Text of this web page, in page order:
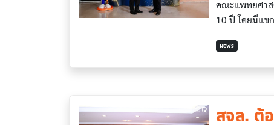
คณะแพทยศาส
10 ปี โดยมีแข
NEWS
สจล. ต้